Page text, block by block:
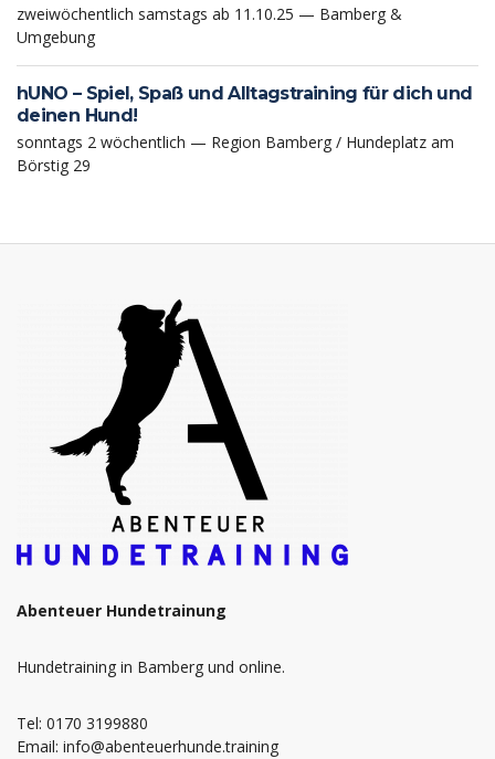
zweiwöchentlich samstags ab 11.10.25 — Bamberg &
Umgebung
hUNO – Spiel, Spaß und Alltagstraining für dich und
deinen Hund!
sonntags 2 wöchentlich — Region Bamberg / Hundeplatz am
Börstig 29
Abenteuer Hundetrainung
Hundetraining in Bamberg und online.
Tel: 0170 3199880
Email: info@abenteuerhunde.training